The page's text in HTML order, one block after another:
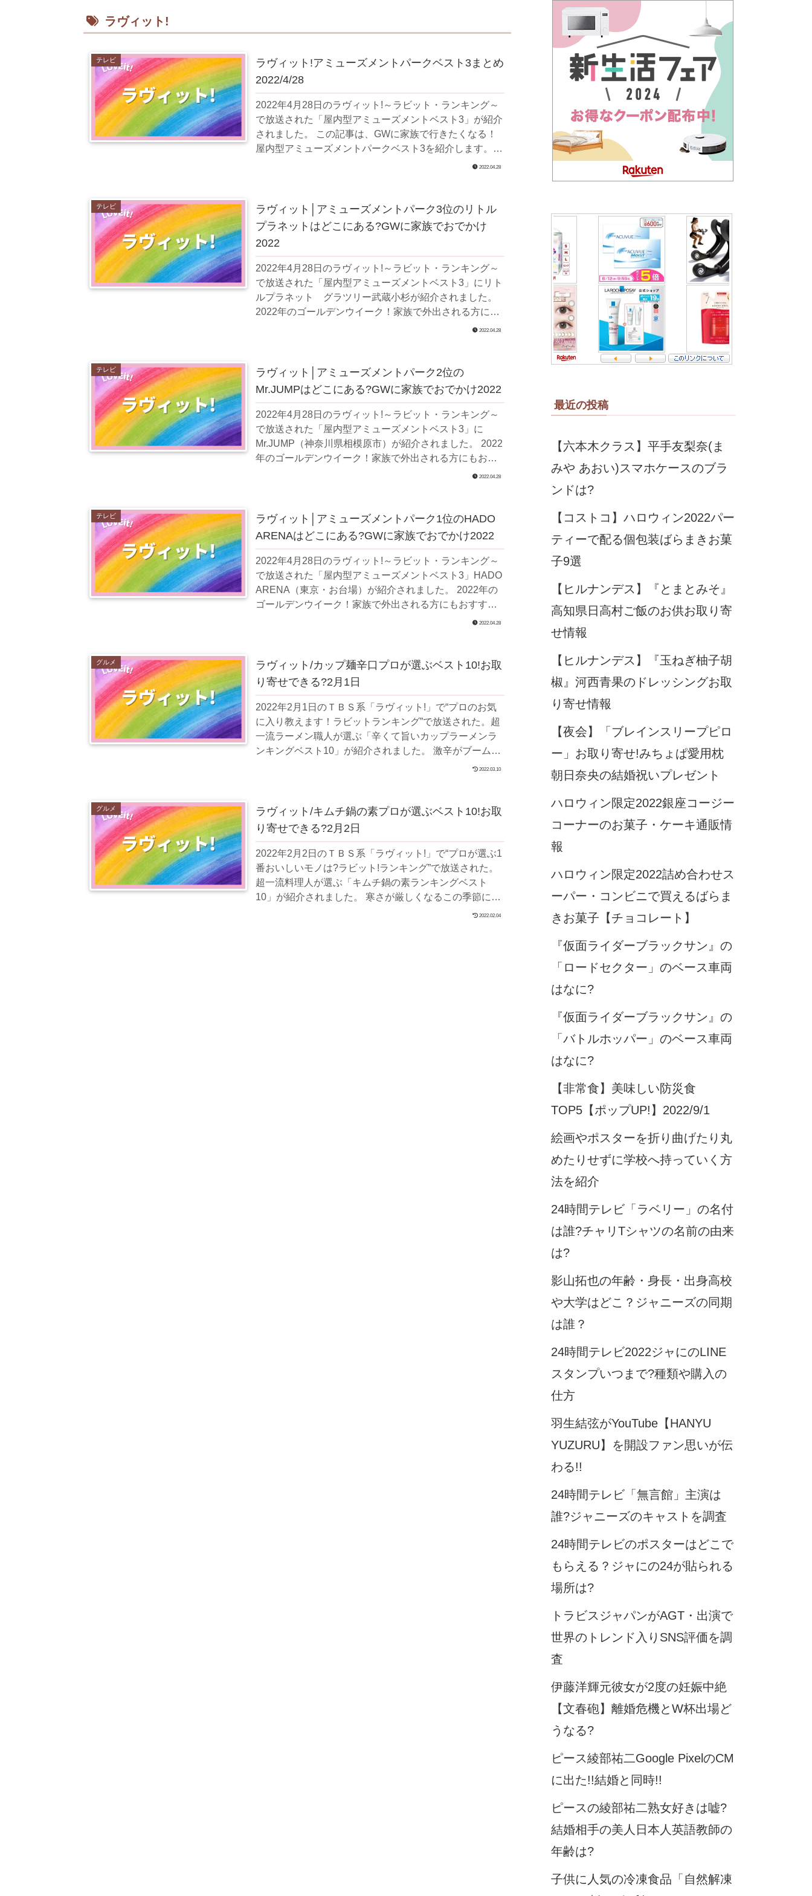
ラヴィット!
テレビ
ラヴィット!アミューズメントパークベスト3まとめ
2022/4/28
2022年4月28日のラヴィット!～ラビット・ランキング～
で放送された「屋内型アミューズメントベスト3」が紹介
されました。 この記事は、GWに家族で行きたくなる！
屋内型アミューズメントパークベスト3を紹介します。
2022.04.28
テレビ
ラヴィット│アミューズメントパーク3位のリトル
プラネットはどこにある?GWに家族でおでかけ
2022
2022年4月28日のラヴィット!～ラビット・ランキング～
で放送された「屋内型アミューズメントベスト3」にリト
ルプラネット グラツリー武蔵小杉が紹介されました。
2022年のゴールデンウイーク！家族で外出される方にも
2022.04.28
テレビ
ラヴィット│アミューズメントパーク2位の
Mr.JUMPはどこにある?GWに家族でおでかけ2022
2022年4月28日のラヴィット!～ラビット・ランキング～
で放送された「屋内型アミューズメントベスト3」に
Mr.JUMP（神奈川県相模原市）が紹介されました。 2022
年のゴールデンウイーク！家族で外出される方にもおす
2022.04.28
テレビ
ラヴィット│アミューズメントパーク1位のHADO
ARENAはどこにある?GWに家族でおでかけ2022
2022年4月28日のラヴィット!～ラビット・ランキング～
で放送された「屋内型アミューズメントベスト3」HADO
ARENA（東京・お台場）が紹介されました。 2022年の
ゴールデンウイーク！家族で外出される方にもおすす
2022.04.28
グルメ
ラヴィット/カップ麺辛口プロが選ぶベスト10!お取
り寄せできる?2月1日
2022年2月1日のＴＢＳ系「ラヴィット!」で“プロのお気
に入り教えます！ラビットランキング”で放送された。超
一流ラーメン職人が選ぶ「辛くて旨いカップラーメンラ
ンキングベスト10」が紹介されました。 激辛がブーム！
2022.03.10
グルメ
ラヴィット/キムチ鍋の素プロが選ぶベスト10!お取
り寄せできる?2月2日
2022年2月2日のＴＢＳ系「ラヴィット!」で“プロが選ぶ1
番おいしいモノは?ラビット!ランキング”で放送された。
超一流料理人が選ぶ「キムチ鍋の素ランキングベスト
10」が紹介されました。 寒さが厳しくなるこの季節に食
2022.02.04
最近の投稿
【六本木クラス】平手友梨奈(ま
みや あおい)スマホケースのブラ
ンドは?
【コストコ】ハロウィン2022パー
ティーで配る個包装ばらまきお菓
子9選
【ヒルナンデス】『とまとみそ』
高知県日高村ご飯のお供お取り寄
せ情報
【ヒルナンデス】『玉ねぎ柚子胡
椒』河西青果のドレッシングお取
り寄せ情報
【夜会】「ブレインスリープピロ
ー」お取り寄せ!みちょぱ愛用枕
朝日奈央の結婚祝いプレゼント
ハロウィン限定2022銀座コージー
コーナーのお菓子・ケーキ通販情
報
ハロウィン限定2022詰め合わせス
ーパー・コンビニで買えるばらま
きお菓子【チョコレート】
『仮面ライダーブラックサン』の
「ロードセクター」のベース車両
はなに?
『仮面ライダーブラックサン』の
「バトルホッパー」のベース車両
はなに?
【非常食】美味しい防災食
TOP5【ポップUP!】2022/9/1
絵画やポスターを折り曲げたり丸
めたりせずに学校へ持っていく方
法を紹介
24時間テレビ「ラベリー」の名付
は誰?チャリTシャツの名前の由来
は?
影山拓也の年齢・身長・出身高校
や大学はどこ？ジャニーズの同期
は誰？
24時間テレビ2022ジャにのLINE
スタンプいつまで?種類や購入の
仕方
羽生結弦がYouTube【HANYU
YUZURU】を開設ファン思いが伝
わる!!
24時間テレビ「無言館」主演は
誰?ジャニーズのキャストを調査
24時間テレビのポスターはどこで
もらえる？ジャにの24が貼られる
場所は?
トラビスジャパンがAGT・出演で
世界のトレンド入りSNS評価を調
査
伊藤洋輝元彼女が2度の妊娠中絶
【文春砲】離婚危機とW杯出場ど
うなる?
ピース綾部祐二Google PixelのCM
に出た!!結婚と同時!!
ピースの綾部祐二熟女好きは嘘?
結婚相手の美人日本人英語教師の
年齢は?
子供に人気の冷凍食品「自然解凍